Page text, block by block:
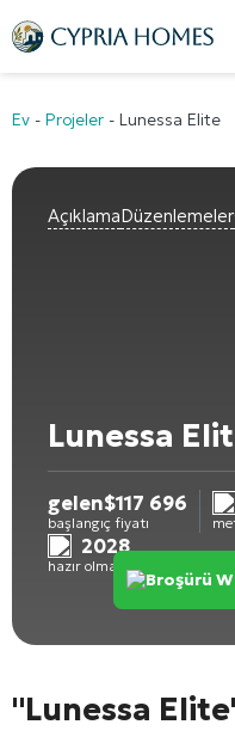
Ev - Projeler - Lunessa Elite
AçıklamaDüzenlemeler
Lunessa
gelen$117 696
başlangıç fiyatı
2028
hazır olma durumu
Broşürü
"Lunessa